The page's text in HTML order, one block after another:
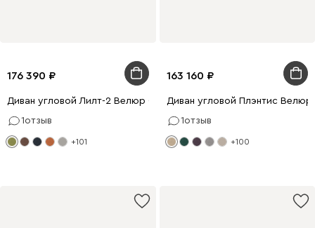
176 390
Диван угловой Лилт-2 Велюр Оливковый
1отзыв
+101
163 160
Диван угловой Плэнтис
1отзыв
+100